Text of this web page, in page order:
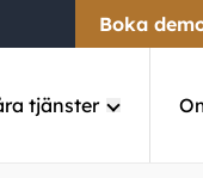
Boka
tjänster